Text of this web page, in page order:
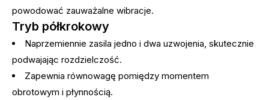
powodować zauważalne wibracje.
Tryb półkrokowy
Naprzemiennie zasila jedno i dwa uzwojenia, skutecznie
podwajając rozdzielczość.
Zapewnia równowagę pomiędzy momentem
obrotowym i płynnością.